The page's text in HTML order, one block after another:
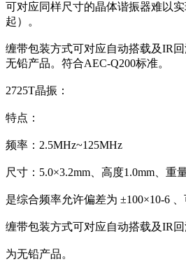
可对应同样尺寸的晶体谐振器难以
起）。
缠带包装方式可对应自动搭载及IR
无铅产品。符合AEC-Q200标准。
2725T晶振：
特点：
频率：2.5MHz~125MHz
尺寸：5.0×3.2mm、高度1.0mm、重
是综合频率允许偏差为 ±100×10-6 、
缠带包装方式可对应自动搭载及IR回
为无铅产品。